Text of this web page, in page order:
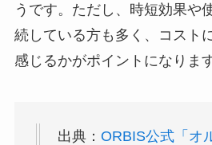
うです。ただし、時短効果や
続している方も多く、コスト
感じるかがポイントになります
出典： ORBIS公式「オ